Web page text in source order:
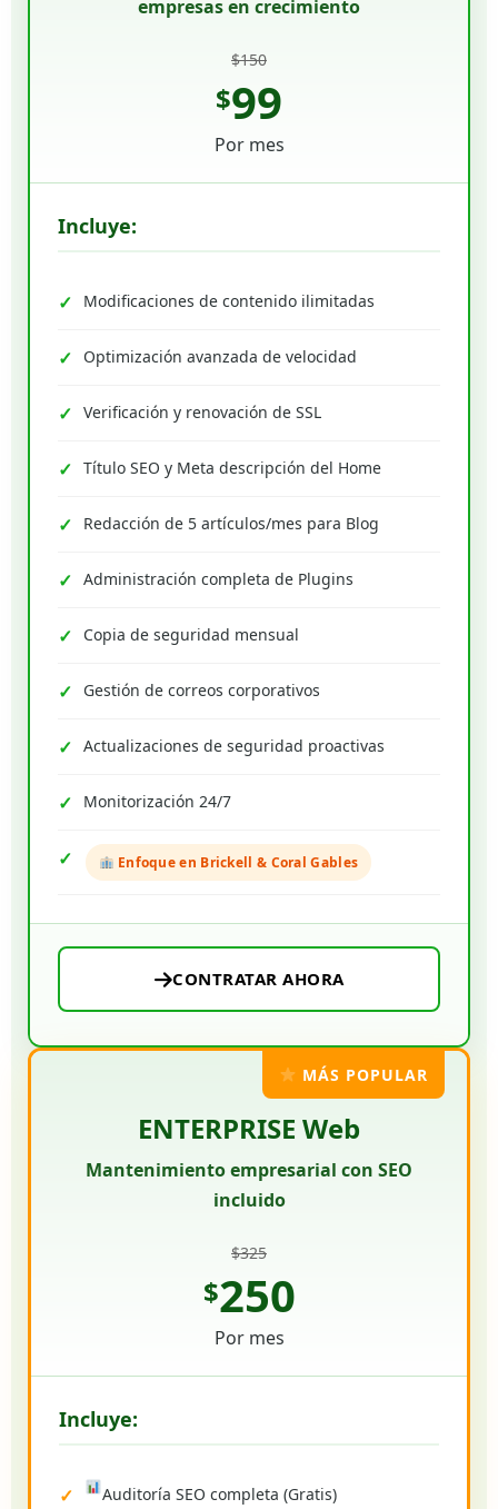
empresas en crecimiento
$150
$99
Por mes
Incluye:
Modificaciones de contenido ilimitadas
Optimización avanzada de velocidad
Verificación y renovación de SSL
Título SEO y Meta descripción del Home
Redacción de 5 artículos/mes para Blog
Administración completa de Plugins
Copia de seguridad mensual
Gestión de correos corporativos
Actualizaciones de seguridad proactivas
Monitorización 24/7
Enfoque en Brickell & Coral Gables
CONTRATAR AHORA
MÁS POPULAR
ENTERPRISE Web
Mantenimiento empresarial con SEO
incluido
$325
$250
Por mes
Incluye:
Auditoría SEO completa (Gratis)